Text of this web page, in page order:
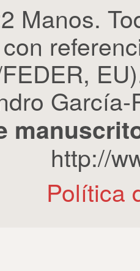
Manos.
http://
Política